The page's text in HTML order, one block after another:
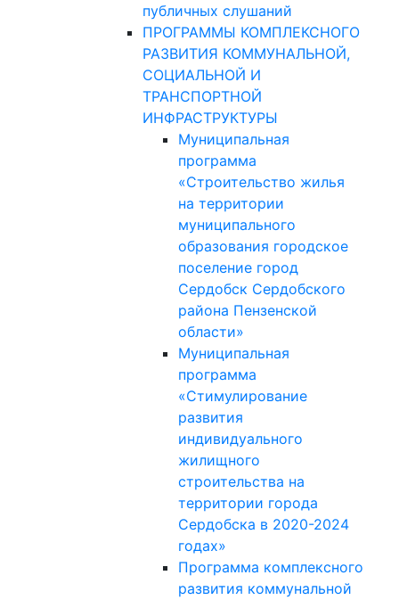
публичных слушаний
ПРОГРАММЫ КОМПЛЕКСНОГО
РАЗВИТИЯ КОММУНАЛЬНОЙ,
СОЦИАЛЬНОЙ И
ТРАНСПОРТНОЙ
ИНФРАСТРУКТУРЫ
Муниципальная
программа
«Строительство жилья
на территории
муниципального
образования городское
поселение город
Сердобск Сердобского
района Пензенской
области»
Муниципальная
программа
«Стимулирование
развития
индивидуального
жилищного
строительства на
территории города
Сердобска в 2020-2024
годах»
Программа комплексного
развития коммунальной